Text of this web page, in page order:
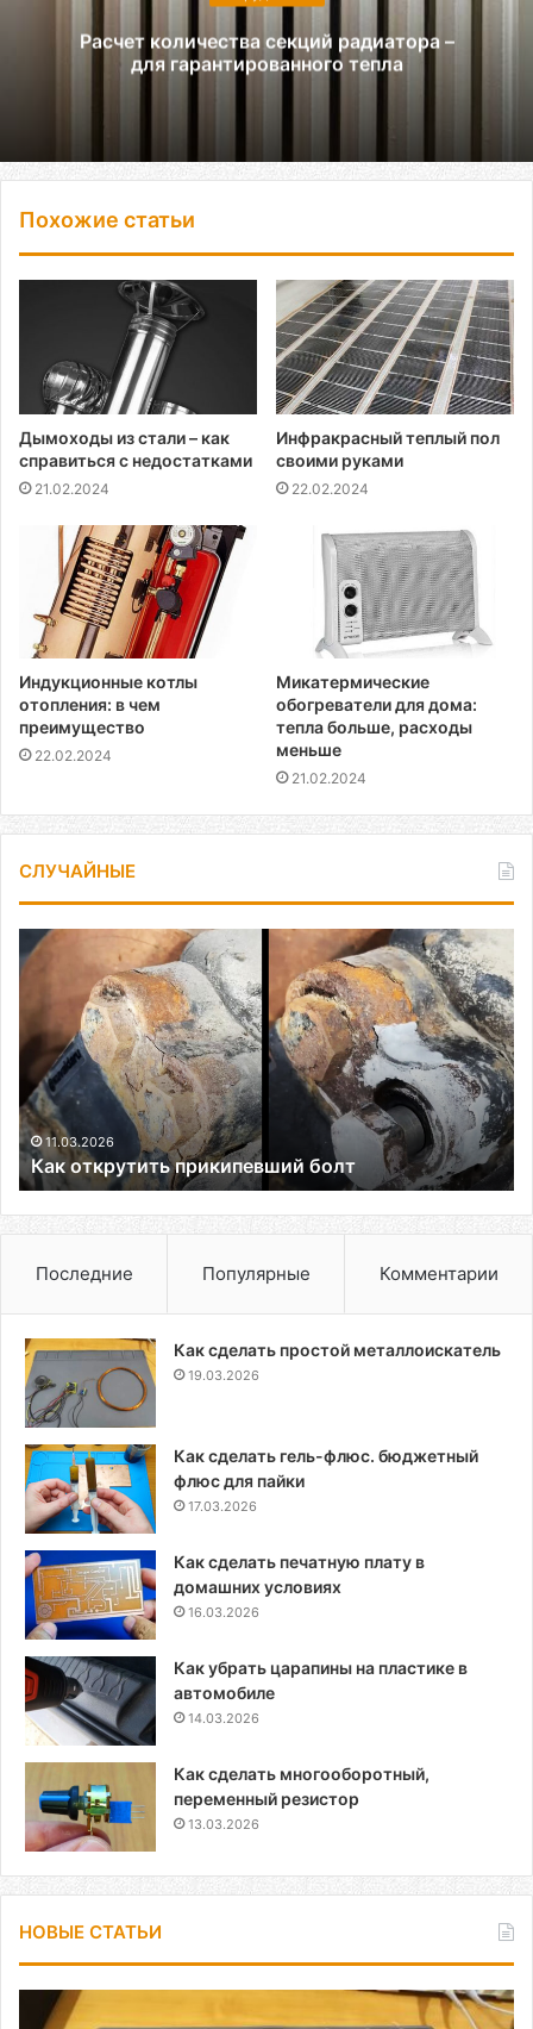
Расчет количества секций радиатора –
для гарантированного тепла
Похожие статьи
Дымоходы из стали – как
справиться с недостатками
21.02.2024
Инфракрасный теплый пол
своими руками
22.02.2024
Индукционные котлы
отопления: в чем
преимущество
22.02.2024
Микатермические
обогреватели для дома:
тепла больше, расходы
меньше
21.02.2024
СЛУЧАЙНЫЕ
Как
открутить
прикипевший
болт
11.03.2026
Как открутить прикипевший болт
Последние Популярные Комментарии
Как сделать простой металлоискатель
19.03.2026
Как сделать гель-флюс. бюджетный
флюс для пайки
17.03.2026
Как сделать печатную плату в
домашних условиях
16.03.2026
Как убрать царапины на пластике в
автомобиле
14.03.2026
Как сделать многооборотный,
переменный резистор
13.03.2026
НОВЫЕ СТАТЬИ